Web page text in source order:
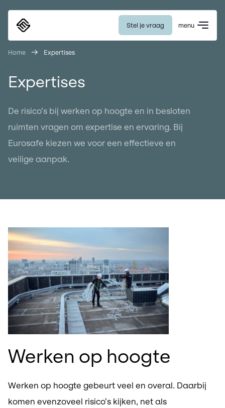
Stel je vraag menu
Home Expertises
Expertises
De risico’s bij werken op hoogte en in besloten
ruimten vragen om expertise en ervaring. Bij
Eurosafe kiezen we voor een effectieve en
veilige aanpak.
Werken op hoogte
Werken op hoogte gebeurt veel en overal. Daarbij
komen evenzoveel risico’s kijken, net als